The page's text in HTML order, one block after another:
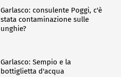
Garlasco: consulente Poggi, c'è
stata contaminazione sulle
unghie?
Garlasco: Sempio e la
bottiglietta d'acqua